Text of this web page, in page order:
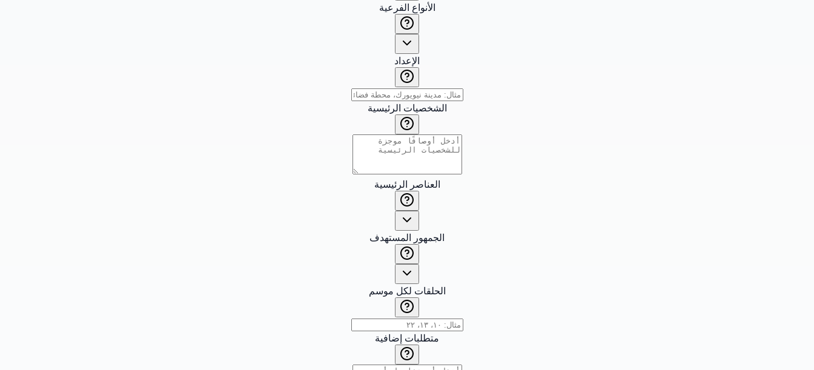
الأنواع الفرعية
الإعداد
الشخصيات الرئيسية
العناصر الرئيسية
الجمهور المستهدف
الحلقات لكل موسم
متطلبات إضافية